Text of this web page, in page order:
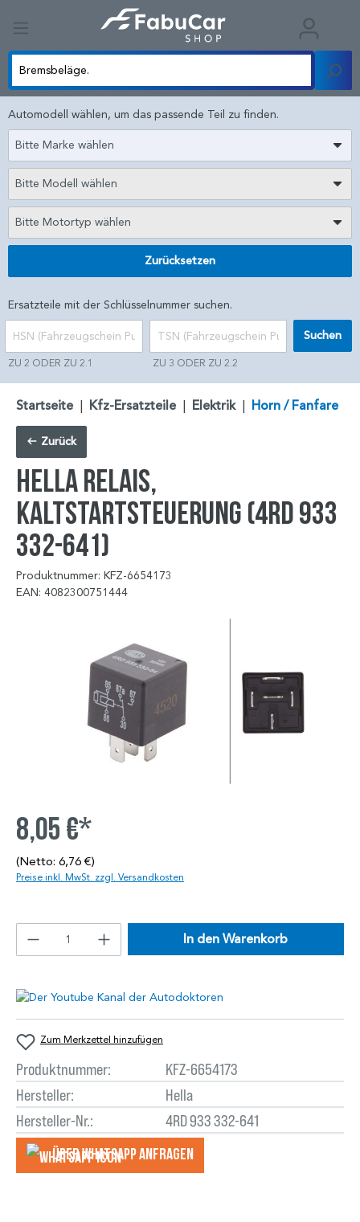
Automodell wählen, um das passende Teil zu finden.
Bitte Marke wählen
Bitte Modell wählen
Bitte Motortyp wählen
Zurücksetzen
Ersatzteile mit der Schlüsselnummer suchen.
ZU 2 ODER ZU 2.1 ZU 3 ODER ZU 2.2
Suchen
Startseite | Kfz-Ersatzteile | Elektrik | Horn / Fanfare
Zurück
HELLA Relais,
Kaltstartsteuerung (4RD 933
332-641)
Produktnummer: KFZ-6654173
EAN: 4082300751444
8,05 €*
(Netto: 6,76 €)
Preise inkl. MwSt. zzgl. Versandkosten
In den Warenkorb
Zum Merkzettel hinzufügen
Produktnummer:
KFZ-6654173
Hersteller:
Hella
Hersteller-Nr.:
4RD 933 332-641
Über WhatsApp anfragеn